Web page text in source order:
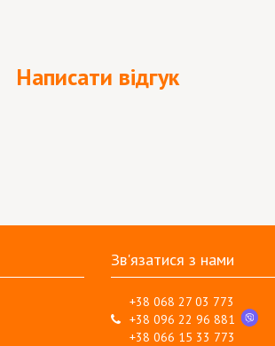
Написати відгук
Зв'язатися з нами
+38 068 27 03 773
+38 096 22 96 881
+38 066 15 33 773